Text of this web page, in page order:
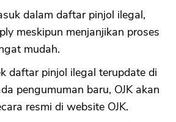
dalam daftar pinjol ilegal,
meskipun menjanjikan proses
mudah.
daftar pinjol ilegal terupdate di
pengumuman baru, OJK akan
resmi di website OJK.